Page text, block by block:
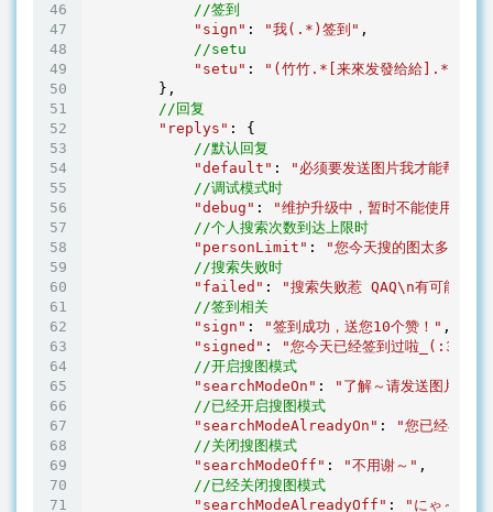
//签到
"sign" : "我(.*)签到" ,
//setu
"setu" :
"(竹竹.*[来來发發给給].*[
        },
//回复
"replys" : {
//默认回复
"default" :
"必须要发送图片我才能帮你
//调试模式时
"debug" :
"维护升级中，暂时不能使用，抱
//个人搜索次数到达上限时
"personLimit" :
"您今天搜的图太多辣！
//搜索失败时
"failed" :
"搜索失败惹 QAQ\n有可能是服
//签到相关
"sign" : "签到成功，送您10个赞！" ,
"signed" :
"您今天已经签到过啦_(:3」
//开启搜图模式
"searchModeOn" :
"了解～请发送图片吧
//已经开启搜图模式
"searchModeAlreadyOn" :
"您已经在搜
//关闭搜图模式
"searchModeOff" : "不用谢～" ,
//已经关闭搜图模式
"searchModeAlreadyOff" : "にゃ～"